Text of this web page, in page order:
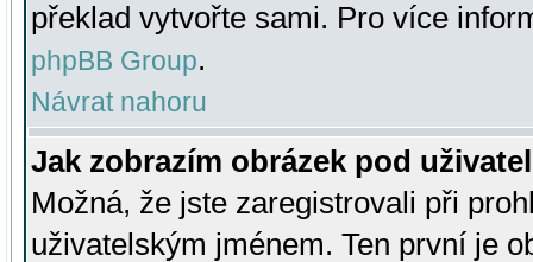
překlad vytvořte sami. Pro více
phpBB Group.
Návrat nahoru
Jak zobrazím obrázek pod
Možná, že jste zaregistrovali při
uživatelským jménem. Ten první je